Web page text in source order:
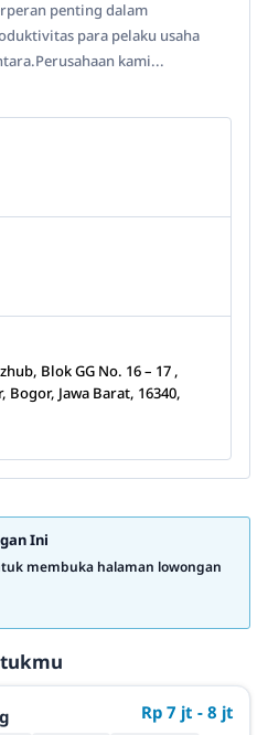
penting dalam
para pelaku usaha
kami...
Blok GG No. 16 – 17 ,
Bogor, Jawa Barat, 16340,
Ini
membuka halaman lowongan
Rp 7 jt - 8 jt